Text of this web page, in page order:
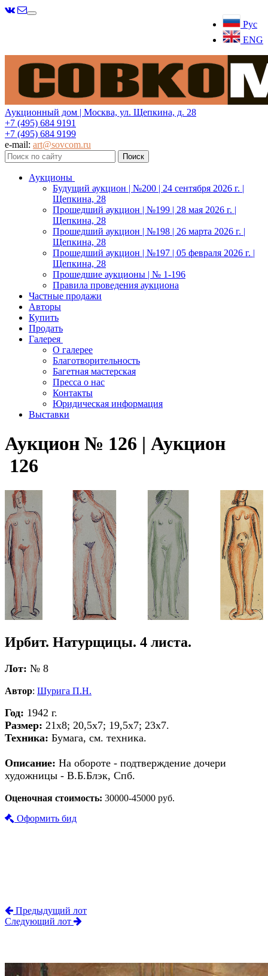
Рус
ENG
Меню
Аукционный дом | Москва, ул. Щепкина, д. 28
+7 (495) 684 9191
+7 (495) 684 9199
e-mail: art@sovcom.ru
Аукционы
Будущий аукцион | №200 | 24 сентября 2026 г. |
Щепкина, 28
Прошедший аукцион | №199 | 28 мая 2026 г. |
Щепкина, 28
Прошедший аукцион | №198 | 26 марта 2026 г. |
Щепкина, 28
Прошедший аукцион | №197 | 05 февраля 2026 г. |
Щепкина, 28
Прошедшие аукционы | № 1-196
Правила проведения аукциона
Частные продажи
Авторы
Купить
Продать
Галерея
О галерее
Благотворительность
Багетная мастерская
Пресса о нас
Контакты
Юридическая информация
Выставки
Аукцион № 126 | Аукцион
126
Ирбит. Натурщицы. 4 листа.
Лот: № 8
Автор: Шурига П.Н.
Год: 1942 г.
Размер: 21х8; 20,5х7; 19,5х7; 23х7.
Техника: Бумага, см. техника.
Описание: На обороте - подтверждение дочери
художницы - В.Б.Блэк, Спб.
Оценочная стоимость: 30000-45000 руб.
Оформить бид
Предыдущий лот
Следующий лот